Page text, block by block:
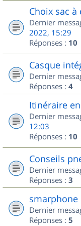
Choix sac à
Dernier
2022, 15:29
Réponses : 10
Casque
Dernier
Réponses : 4
Itinéraire
Dernier
12:03
Réponses : 10
Conseils
Dernier
Réponses : 3
Dernier
Réponses : 5